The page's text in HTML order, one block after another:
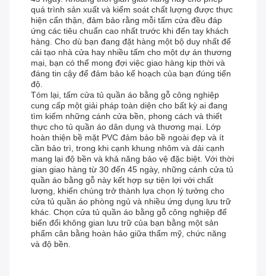
quá trình sản xuất và kiểm soát chất lượng được thực
hiện cẩn thận, đảm bảo rằng mỗi tấm cửa đều đáp
ứng các tiêu chuẩn cao nhất trước khi đến tay khách
hàng. Cho dù bạn đang đặt hàng một bộ duy nhất để
cải tạo nhà cửa hay nhiều tấm cho một dự án thương
mại, bạn có thể mong đợi việc giao hàng kịp thời và
đáng tin cậy để đảm bảo kế hoạch của bạn đúng tiến
độ.
Tóm lại, tấm cửa tủ quần áo bằng gỗ công nghiệp
cung cấp một giải pháp toàn diện cho bất kỳ ai đang
tìm kiếm những cánh cửa bền, phong cách và thiết
thực cho tủ quần áo dân dụng và thương mại. Lớp
hoàn thiện bề mặt PVC đảm bảo bề ngoài đẹp và ít
cần bảo trì, trong khi cạnh khung nhôm và dải cạnh
mang lại độ bền và khả năng bảo vệ đặc biệt. Với thời
gian giao hàng từ 30 đến 45 ngày, những cánh cửa tủ
quần áo bằng gỗ này kết hợp sự tiện lợi với chất
lượng, khiến chúng trở thành lựa chọn lý tưởng cho
cửa tủ quần áo phòng ngủ và nhiều ứng dụng lưu trữ
khác. Chọn cửa tủ quần áo bằng gỗ công nghiệp để
biến đổi không gian lưu trữ của bạn bằng một sản
phẩm cân bằng hoàn hảo giữa thẩm mỹ, chức năng
và độ bền.